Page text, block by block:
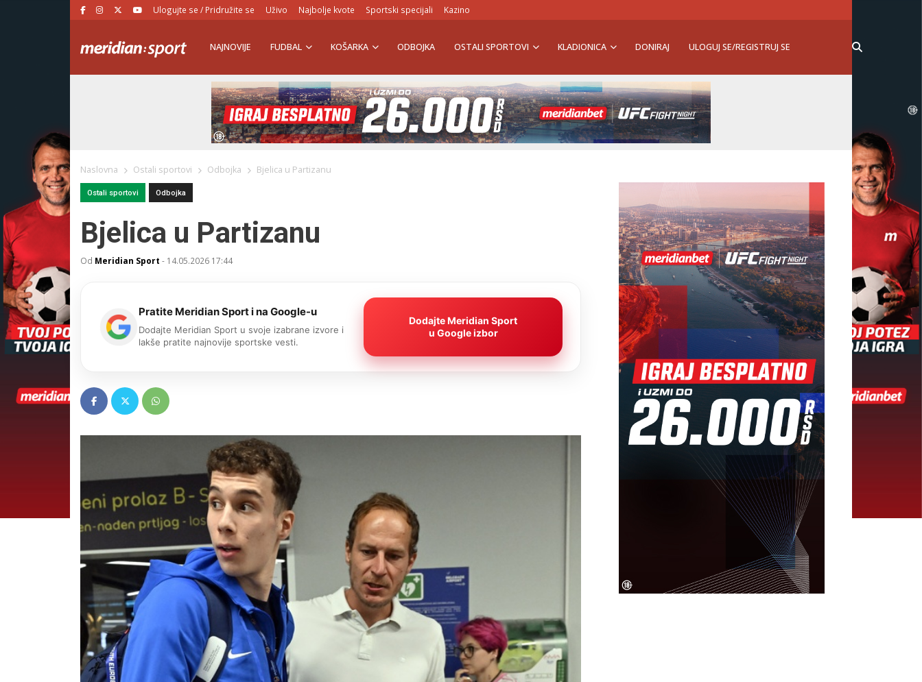
Ulogujte se / Pridružite se Uživo Najbolje kvote Sportski specijali Kazino
NAJNOVIJE FUDBAL KOŠARKA ODBOJKA OSTALI SPORTOVI KLADIONICA DONIRAJ ULOGUJ SE/REGISTRUJ SE
Naslovna Ostali sportovi Odbojka Bjelica u Partizanu
Ostali sportovi Odbojka
Bjelica u Partizanu
Od Meridian Sport - 14.05.2026 17:44
Pratite Meridian Sport i na Google-u
Dodajte Meridian Sport u svoje izabrane izvore i
lakše pratite najnovije sportske vesti.
Dodajte Meridian Sport
u Google izbor